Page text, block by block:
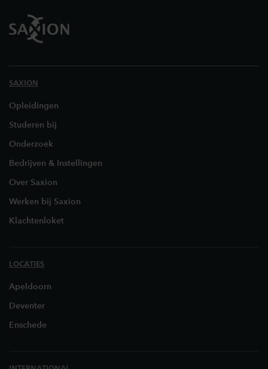
SAXION
Opleidingen
Studeren bij
Onderzoek
Bedrijven & Instellingen
Over Saxion
Werken bij Saxion
Klachtenloket
LOCATIES
Apeldoorn
Deventer
Enschede